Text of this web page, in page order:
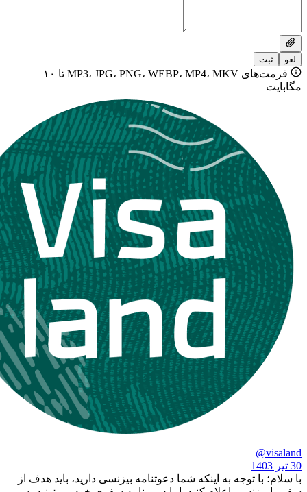
فرمت‌های MP3، JPG، PNG، WEBP، MP4، MKV تا ۱۰
توجه به اینکه شما دعوتنامه بیزنسی دارید، باید هدف از